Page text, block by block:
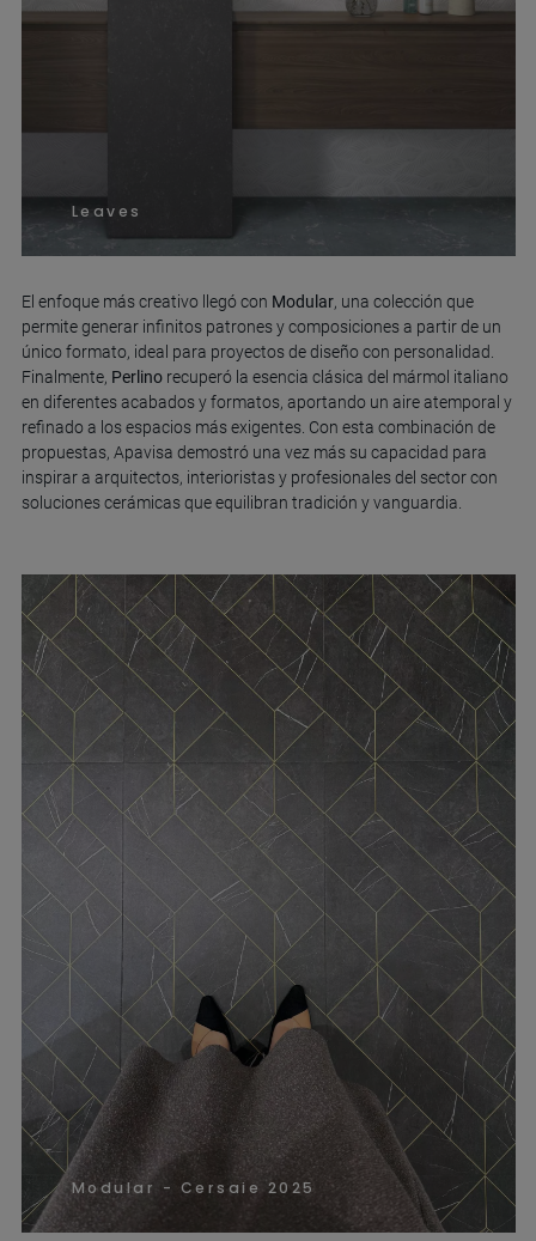
Leaves
El enfoque más creativo llegó con Modular, una colección que
permite generar infinitos patrones y composiciones a partir de un
único formato, ideal para proyectos de diseño con personalidad.
Finalmente, Perlinorecuperó la esencia clásica del mármol italiano
en diferentes acabados y formatos, aportando un aire atemporal y
refinado a los espacios más exigentes. Con esta combinación de
propuestas, Apavisa demostró una vez más su capacidad para
inspirar a arquitectos, interioristas y profesionales del sector con
soluciones cerámicas que equilibran tradición y vanguardia.
Modular - Cersaie 2025